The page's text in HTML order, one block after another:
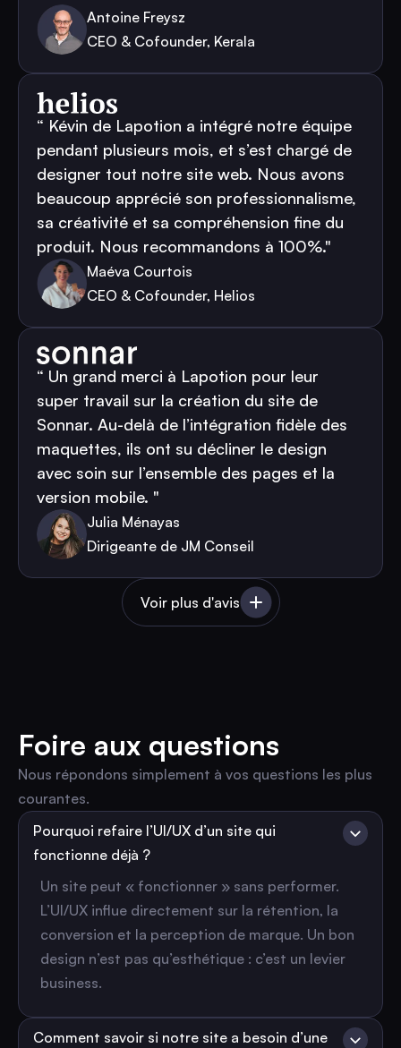
Antoine Freysz
CEO & Cofounder, Kerala
“ Kévin de Lapotion a intégré notre équipe
pendant plusieurs mois, et s’est chargé de
designer tout notre site web. Nous avons
beaucoup apprécié son professionnalisme,
sa créativité et sa compréhension fine du
produit. Nous recommandons à 100%."
Maéva Courtois
CEO & Cofounder, Helios
“ Un grand merci à Lapotion pour leur
super travail sur la création du site de
Sonnar. Au-delà de l’intégration fidèle des
maquettes, ils ont su décliner le design
avec soin sur l’ensemble des pages et la
version mobile. "
Julia Ménayas
Dirigeante de JM Conseil
Voir plus d'avis
Foire aux questions
Nous répondons simplement à vos questions les plus
courantes.
Pourquoi refaire l’UI/UX d’un site qui
fonctionne déjà ?
Un site peut « fonctionner » sans performer.
L’UI/UX influe directement sur la rétention, la
conversion et la perception de marque. Un bon
design n’est pas qu’esthétique : c’est un levier
business.
Comment savoir si notre site a besoin d’une